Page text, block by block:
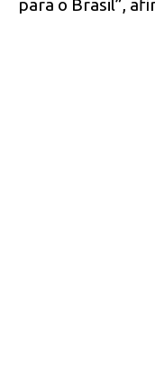
para o Brasil”,